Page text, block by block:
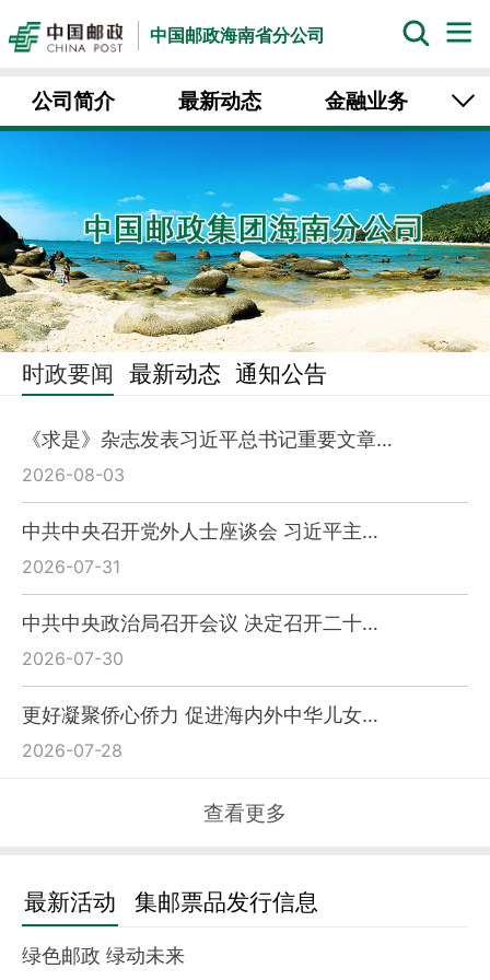
中国邮政海南省分公司
公司简介 最新动态
金融业务
时政要闻 最新动态 通知公告
《求是》杂志发表习近平总书记重要文章…
2026-08-03
中共中央召开党外人士座谈会 习近平主…
2026-07-31
中共中央政治局召开会议 决定召开二十…
2026-07-30
更好凝聚侨心侨力 促进海内外中华儿女…
2026-07-28
查看更多
最新活动 集邮票品发行信息
绿色邮政 绿动未来